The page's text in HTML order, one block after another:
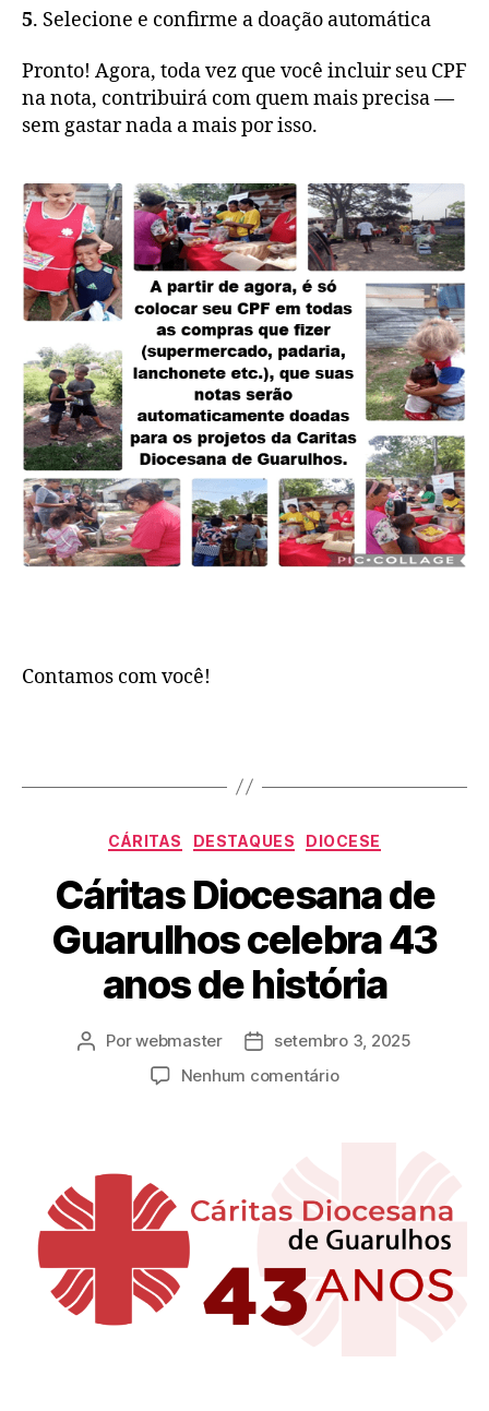
5. Selecione e confirme a doação automática
Pronto! Agora, toda vez que você incluir seu CPF
na nota, contribuirá com quem mais precisa —
sem gastar nada a mais por isso.
Contamos com você!
CÁRITAS DESTAQUES DIOCESE
Cáritas Diocesana de
Guarulhos celebra 43
anos de história
Porwebmaster
setembro 3, 2025
Nenhum comentário